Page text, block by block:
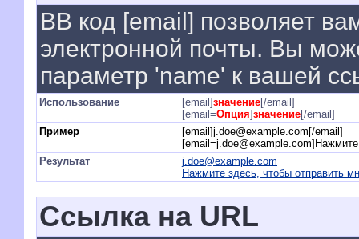
BB код [email] позволяет
электронной почты. Вы
параметр 'name' к вашей
Использование [email]значение[/email]
[email=Опция]значение[/email]
Пример
[email]j.doe@example.com[/email]
Результат
j.doe@example.com
Нажмите здесь, чтобы отправить
Ссылка на URL